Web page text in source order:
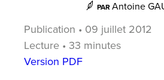
PAR Antoine
Publication • 09 juillet 2012
Lecture • 33 minutes
Version PDF